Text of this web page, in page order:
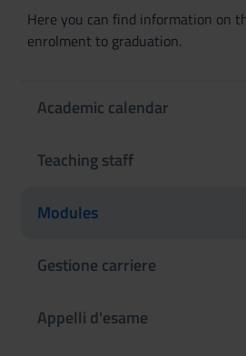
Here you can find information on
enrolment to graduation.
Academic calendar
Teaching staff
Modules
Gestione carriere
Appelli d'esame